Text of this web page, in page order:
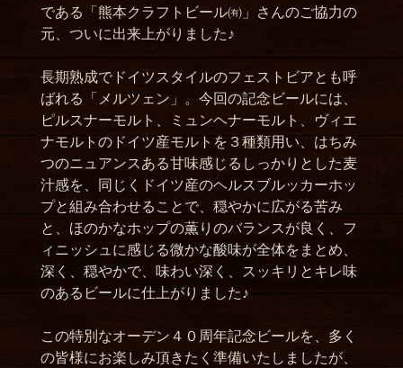
である「熊本クラフトビール㈲」さんのご協力の
元、ついに出来上がりました♪
長期熟成でドイツスタイルのフェストビアとも呼
ばれる「メルツェン」。今回の記念ビールには、
ピルスナーモルト、ミュンヘナーモルト、ヴィエ
ナモルトのドイツ産モルトを３種類用い、はちみ
つのニュアンスある甘味感じるしっかりとした麦
汁感を、同じくドイツ産のヘルスブルッカーホッ
プと組み合わせることで、穏やかに広がる苦み
と、ほのかなホップの薫りのバランスが良く、フ
ィニッシュに感じる微かな酸味が全体をまとめ、
深く、穏やかで、味わい深く、スッキリとキレ味
のあるビールに仕上がりました♪
この特別なオーデン４０周年記念ビールを、多く
の皆様にお楽しみ頂きたく準備いたしましたが、